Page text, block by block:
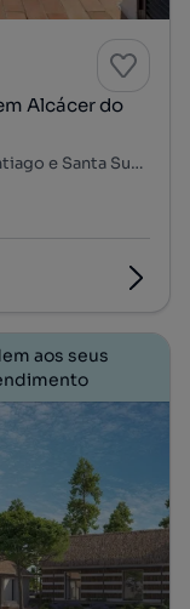
Alcácer do
7580-305, Santa Maria do Castelo e Santiago e Santa Susana, Alcácer do Sal, Setúbal
aos seus